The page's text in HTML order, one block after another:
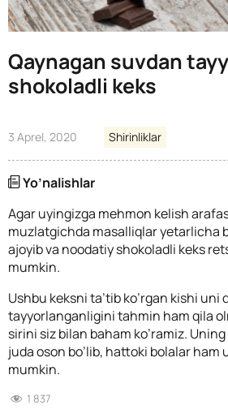
Qaynagan suvdan
shokoladli keks
3 Aprel, 2020 Shirinliklar
Yo’nalishlar
Agar uyingizga mehmon kelish
muzlatgichda masalliqlar yetarlicha
ajoyib va noodatiy shokoladli keks
mumkin.
Ushbu keksni ta’tib ko’rgan kishi uni
tayyorlanganligini tahmin ham qila
sirini siz bilan baham ko’ramiz.
juda oson bo’lib, hattoki bolalar
mumkin.
1 837